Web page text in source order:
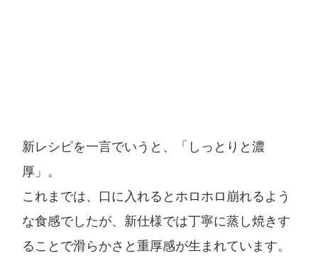
新レシピを一言でいうと、「しっとりと濃
厚」。
これまでは、口に入れるとホロホロ崩れるよう
な食感でしたが、新仕様では丁寧に蒸し焼きす
ることで滑らかさと重厚感が生まれています。